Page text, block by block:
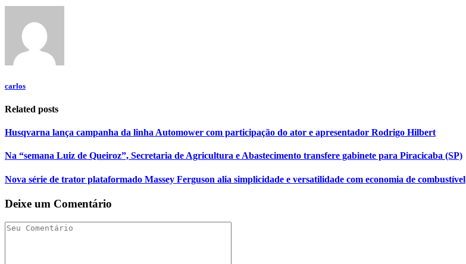
carlos
Related posts
Husqvarna lança campanha da linha Automower com participação do ator e apresentador Rodrigo Hilbert
Na “semana Luiz de Queiroz”, Secretaria de Agricultura e Abastecimento transfere gabinete para Piracicaba (SP)
Nova série de trator plataformado Massey Ferguson alia simplicidade e versatilidade com economia de combustível
Deixe um Comentário